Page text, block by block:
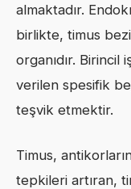
almaktadır.
birlikte, timus
organıdır. Birincil
verilen spesifik
teşvik etmektir.
Timus,
tepkileri artıran,